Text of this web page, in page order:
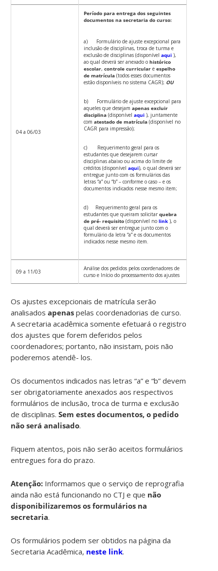
04 a 06/03
Período para entrega dos seguintes
documentos na secretaria do curso:
a) Formulário de ajuste excepcional para
inclusão de disciplinas, troca de turma e
exclusão de disciplinas (disponívelaqui ),
ao qual deverá ser anexado ohistórico
escolar,controle curriculareespelho
de matrícula(todos esses documentos
estão disponíveis no sistema CAGR); OU
b) Formulário de ajuste excepcional para
aqueles que desejamapenas excluir
disciplina(disponívelaqui ), juntamente
comatestado de matrícula(disponível no
CAGR para impressão);
c) Requerimento geral para os
estudantes que desejarem cursar
disciplinas abaixo ou acima do limite de
créditos (disponívelaqui), o qual deverá ser
entregue junto com os formulários das
letras “a” ou “b” – conforme o caso – e os
documentos indicados nesse mesmo item;
d) Requerimento geral para os
estudantes que queiram solicitarquebra
de pré- requisito(disponível nolink ), o
qual deverá ser entregue junto com o
formulário da letra “a” e os documentos
indicados nesse mesmo item.
09 a 11/03
Análise dos pedidos pelos coordenadores de
curso e Início do processamento dos ajustes
Os ajustes excepcionais de matrícula serão
analisadosapenaspelas coordenadorias de curso.
A secretaria acadêmica somente efetuará o registro
dos ajustes que forem deferidos pelos
coordenadores; portanto, não insistam, pois não
poderemos atendê- los.
Os documentos indicados nas letras “a” e “b” devem
ser obrigatoriamente anexados aos respectivos
formulários de inclusão, troca de turma e exclusão
de disciplinas.Sem estes documentos, o pedido
não será analisado.
Fiquem atentos, pois não serão aceitos formulários
entregues fora do prazo.
Atenção: Informamos que o serviço de reprografia
ainda não está funcionando no CTJ e que não
disponibilizaremos os formulários na
secretaria.
Os formulários podem ser obtidos na página da
Secretaria Acadêmica, neste link.